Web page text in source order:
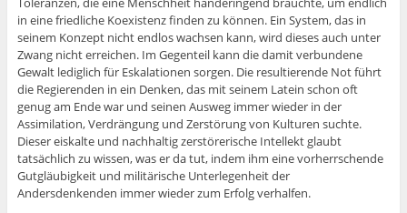
in eine friedliche Koexistenz finden zu können. Ein System, das in
seinem Konzept nicht endlos wachsen kann, wird dieses auch unter
Zwang nicht erreichen. Im Gegenteil kann die damit verbundene
Gewalt lediglich für Eskalationen sorgen. Die resultierende Not führt
die Regierenden in ein Denken, das mit seinem Latein schon oft
genug am Ende war und seinen Ausweg immer wieder in der
Assimilation, Verdrängung und Zerstörung von Kulturen suchte.
Dieser eiskalte und nachhaltig zerstörerische Intellekt glaubt
tatsächlich zu wissen, was er da tut, indem ihm eine vorherrschende
Gutgläubigkeit und militärische Unterlegenheit der
Andersdenkenden immer wieder zum Erfolg verhalfen.